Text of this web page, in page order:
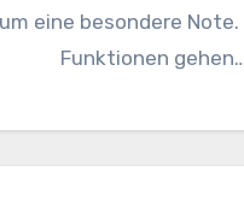
eine besondere Note.
Funktionen